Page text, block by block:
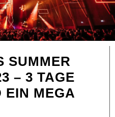
SUMMER
– 3 TAGE
EIN MEGA